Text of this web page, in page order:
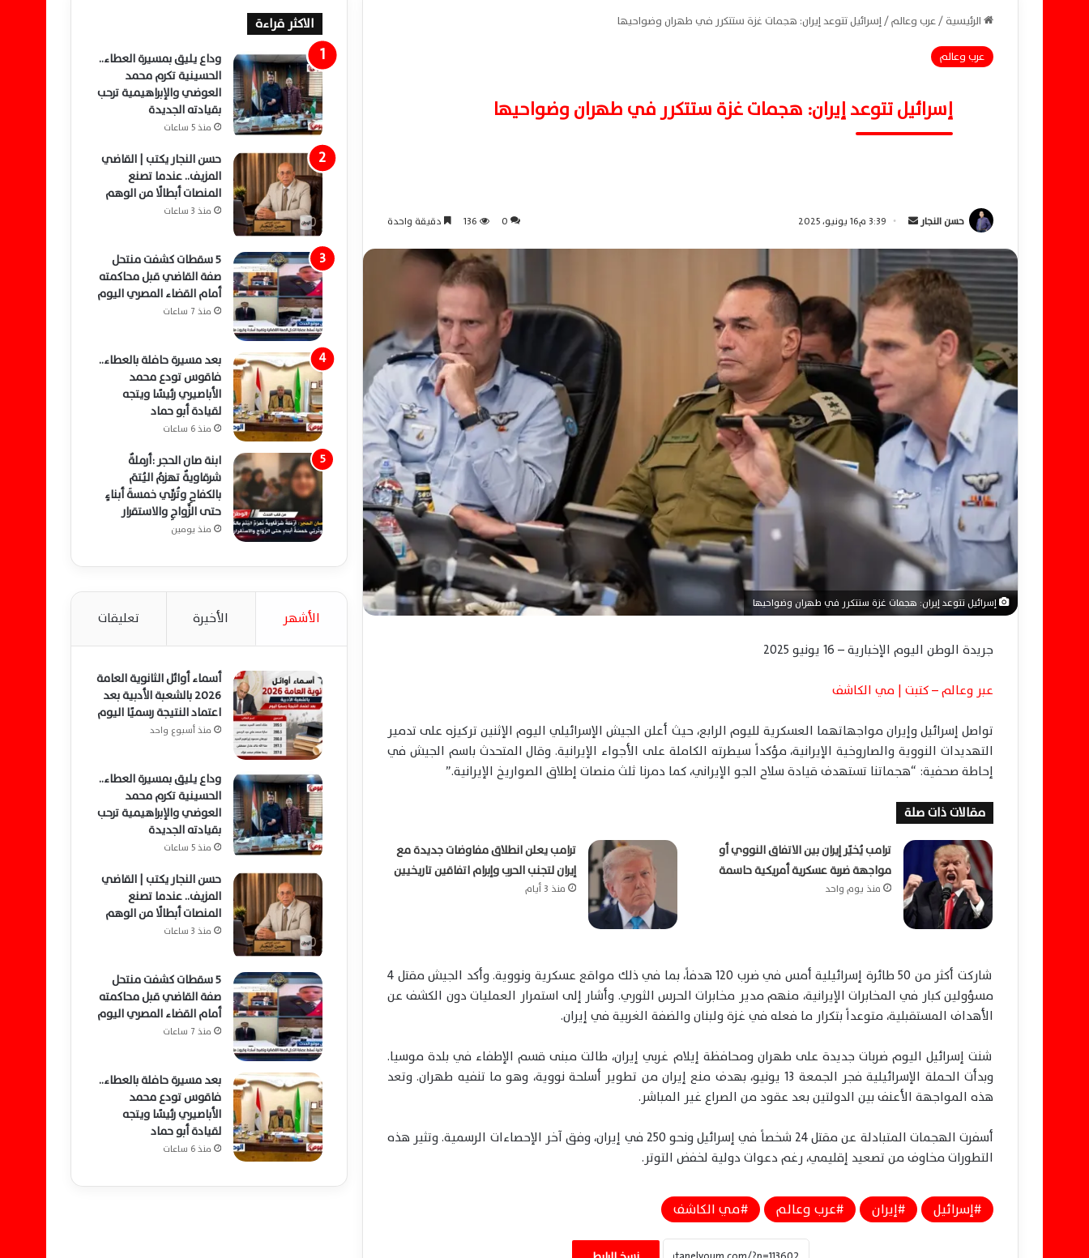
الرئيسية/عرب وعالم/إسرائيل تتوعد إيران: هجمات غزة ستتكرر في طهران وضواحيها
عرب وعالم
إسرائيل تتوعد إيران: هجمات غزة ستتكرر في طهران وضواحيها
حسن النجار
س
ل
ب
د
ا
إ
ل
ك
ت
ر
و
ن
ا
3:39 م16 يونيو، 2025 0
136 دقيقة واحدة
إسرائيل تتوعد إيران: هجمات غزة ستتكرر في طهران وضواحيها
جريدة الوطن اليوم الإخبارية – 16 يونيو 2025
عبر وعالم – كتبت | مي الكاشف
تواصل إسرائيل وإيران مواجهاتهما العسكرية لليوم الرابع، حيث أعلن الجيش الإسرائيلي اليوم الإثنين تركيزه على تدمير
التهديدات النووية والصاروخية الإيرانية، مؤكداً سيطرته الكاملة على الأجواء الإيرانية. وقال المتحدث باسم الجيش في
إحاطة صحفية: “هجماتنا تستهدف قيادة سلاح الجو الإيراني، كما دمرنا ثلث منصات إطلاق الصواريخ الإيرانية.”
مقالات ذات صلة
ترامب يُخيّر إيران بين الاتفاق النووي أو
مواجهة ضربة عسكرية أمريكية حاسمة
منذ يوم واحد
ترامب يعلن انطلاق مفاوضات جديدة مع
إيران لتجنب الحرب وإبرام اتفاقين تاريخيين
منذ 3 أيام
شاركت أكثر من 50 طائرة إسرائيلية أمس في ضرب 120 هدفاً، بما في ذلك مواقع عسكرية ونووية. وأكد الجيش مقتل 4
مسؤولين كبار في المخابرات الإيرانية، منهم مدير مخابرات الحرس الثوري. وأشار إلى استمرار العمليات دون الكشف عن
الأهداف المستقبلية، متوعداً بتكرار ما فعله في غزة ولبنان والضفة الغربية في إيران.
شنت إسرائيل اليوم ضربات جديدة على طهران ومحافظة إيلام غربي إيران، طالت مبنى قسم الإطفاء في بلدة موسيا.
وبدأت الحملة الإسرائيلية فجر الجمعة 13 يونيو، بهدف منع إيران من تطوير أسلحة نووية، وهو ما تنفيه طهران. وتعد
هذه المواجهة الأعنف بين الدولتين بعد عقود من الصراع غير المباشر.
أسفرت الهجمات المتبادلة عن مقتل 24 شخصاً في إسرائيل ونحو 250 في إيران، وفق آخر الإحصاءات الرسمية. وتثير هذه
التطورات مخاوف من تصعيد إقليمي، رغم دعوات دولية لخفض التوتر.
إسرائيل إيران عرب وعالم مي الكاشف
سفن ويعطل ناقلة في الخليج
الاكثر قراءة
وداع يليق بمسيرة العطاء..
الحسينية تكرم محمد
العوضي والإبراهيمية ترحب
بقيادته الجديدة
منذ 5 ساعات
حسن النجار يكتب | القاضي
المزيف.. عندما تصنع
المنصات أبطالًا من الوهم
منذ 3 ساعات
5 سقطات كشفت منتحل
صفة القاضي قبل محاكمته
أمام القضاء المصري اليوم
منذ 7 ساعات
بعد مسيرة حافلة بالعطاء..
فاقوس تودع محمد
الأباصيري رئيسًا ويتجه
لقيادة أبو حماد
منذ 6 ساعات
ابنة صان الحجر :أرملةٌ
شرقاويةٌ تهزمُ اليُتمَ
بالكفاحِ وتُربِّي خمسةَ أبناءٍ
حتى الزَّواجِ والاستقرار
منذ يومين
الأشهر الأخيرة تعليقات
أسماء أوائل الثانوية العامة
2026 بالشعبة الأدبية بعد
اعتماد النتيجة رسميًا اليوم
منذ أسبوع واحد
وداع يليق بمسيرة العطاء..
الحسينية تكرم محمد
العوضي والإبراهيمية ترحب
بقيادته الجديدة
منذ 5 ساعات
حسن النجار يكتب | القاضي
المزيف.. عندما تصنع
المنصات أبطالًا من الوهم
منذ 3 ساعات
5 سقطات كشفت منتحل
صفة القاضي قبل محاكمته
أمام القضاء المصري اليوم
منذ 7 ساعات
بعد مسيرة حافلة بالعطاء..
فاقوس تودع محمد
الأباصيري رئيسًا ويتجه
لقيادة أبو حماد
منذ 6 ساعات